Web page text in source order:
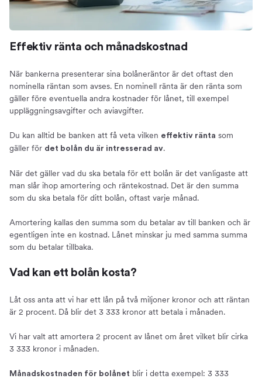
Effektiv ränta och månadskostnad
När bankerna presenterar sina bolåneräntor är det oftast den
nominella räntan som avses. En nominell ränta är den ränta som
gäller före eventuella andra kostnader för lånet, till exempel
uppläggningsavgifter och aviavgifter.
Du kan alltid be banken att få veta vilken effektiv ränta som
gäller för det bolån du är intresserad av.
När det gäller vad du ska betala för ett bolån är det vanligaste att
man slår ihop amortering och räntekostnad. Det är den summa
som du ska betala för ditt bolån, oftast varje månad.
Amortering kallas den summa som du betalar av till banken och är
egentligen inte en kostnad. Lånet minskar ju med samma summa
som du betalar tillbaka.
Vad kan ett bolån kosta?
Låt oss anta att vi har ett lån på två miljoner kronor och att räntan
är 2 procent. Då blir det 3 333 kronor att betala i månaden.
Vi har valt att amortera 2 procent av lånet om året vilket blir cirka
3 333 kronor i månaden.
Månadskostnaden för bolånet blir i detta exempel: 3 333